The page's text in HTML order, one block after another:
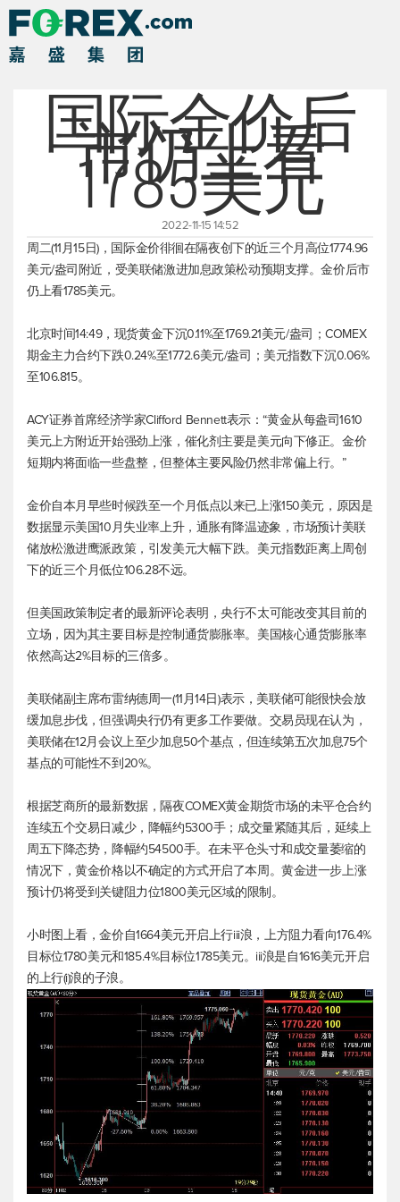
国际金价后
市仍上看
1785美元
2022-11-15 14:52
周二(11月15日)，国际金价徘徊在隔夜创下的近三个月高位1774.96
美元/盎司附近，受美联储激进加息政策松动预期支撑。金价后市
仍上看1785美元。
北京时间14:49， 现货黄金下沉0.11%至1769.21美元/盎司；COMEX
期金主力合约下跌0.24%至1772.6美元/盎司； 美元指数下沉0.06%
至106.815。
ACY证券首席经济学家Clifford Bennett表示：“黄金从每盎司1610
美元上方附近开始强劲上涨，催化剂主要是美元向下修正。金价
短期内将面临一些盘整，但整体主要风险仍然非常偏上行。”
金价自本月早些时候跌至一个月低点以来已上涨150美元，原因是
数据显示美国10月失业率上升，通胀有降温迹象，市场预计美联
储放松激进鹰派政策，引发美元大幅下跌。 美元指数距离上周创
下的近三个月低位106.28不远。
但美国政策制定者的最新评论表明，央行不太可能改变其目前的
立场，因为其主要目标是控制通货膨胀率。美国核心通货膨胀率
依然高达2%目标的三倍多。
美联储副主席布雷纳德周一(11月14日)表示，美联储可能很快会放
缓加息步伐，但强调央行仍有更多工作要做。交易员现在认为，
美联储在12月会议上至少加息50个基点，但连续第五次加息75个
基点的可能性不到20%。
根据芝商所的最新数据，隔夜COMEX黄金期货市场的未平仓合约
连续五个交易日减少，降幅约5300手；成交量紧随其后，延续上
周五下降态势，降幅约54500手。在未平仓头寸和成交量萎缩的
情况下，黄金价格以不确定的方式开启了本周。黄金进一步上涨
预计仍将受到关键阻力位1800美元区域的限制。
小时图上看，金价自1664美元开启上行iii浪，上方阻力看向176.4%
目标位1780美元和185.4%目标位1785美元。iii浪是自1616美元开启
的上行(i)浪的子浪。